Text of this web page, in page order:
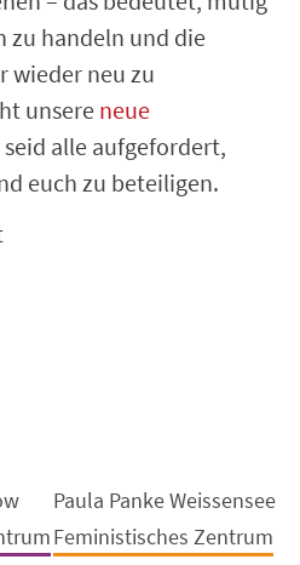
zu handeln und die
wieder neu zu
unsere neue
alle aufgefordert,
euch zu beteiligen.
Paula Panke Weissensee
Feministisches Zentrum